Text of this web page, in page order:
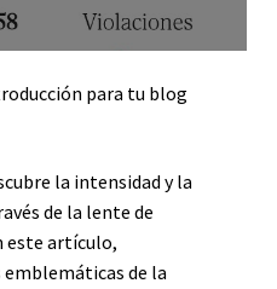
para tu blog
la intensidad y la
de la lente de
este artículo,
de la